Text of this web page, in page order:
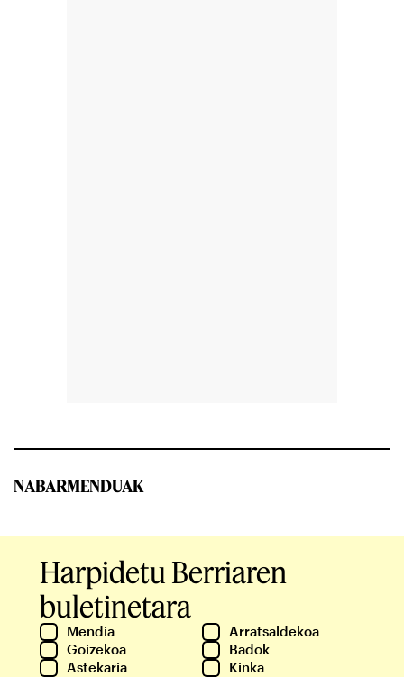
NABARMENDUAK
Harpidetu Berriaren
buletinetara
Mendia
Arratsaldekoa
Goizekoa
Badok
Astekaria
Kinka